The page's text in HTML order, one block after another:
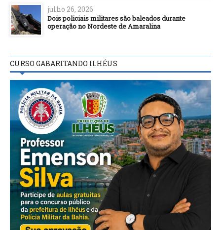
julho 26, 2026
Dois policiais militares são baleados durante
operação no Nordeste de Amaralina
CURSO GABARITANDO ILHÉUS